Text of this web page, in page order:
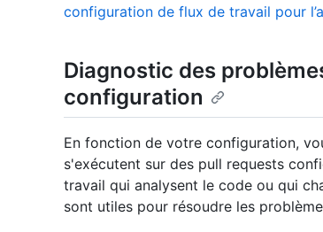
configuration de flux de travail pour
Diagnostic des
configuration
En fonction de votre configuration,
s'exécutent sur des pull requests
travail qui analysent le code ou qui
sont utiles pour résoudre les